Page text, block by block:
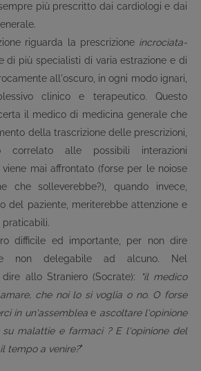
più prescritto dai cardiologi e dai
riguarda la prescrizione incrociata-
di più specialisti di varia estrazione e di
all'oscuro, in ogni modo ignari,
clinico e terapeutico. Questo
il medico di medicina generale che
della trascrizione delle prescrizioni,
alle possibili interazioni
mai affrontato (forse per le noiose
che solleverebbe?), quando invece,
del paziente, meriterebbe attenzione e
praticabili.
difficile ed importante, per non dire
non delegabile ad alcuno. Nel
allo Straniero (Socrate):
"il medico
che noi lo si voglia o no. O forse
in un'assemblea e ascoltare l'opinione
malattie e farmaci ? E l'opinione del
tempo a venire?"